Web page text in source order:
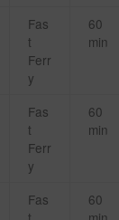
Fas
t
Ferr
y
60
min
Fas
t
Ferr
y
60
min
Fas
60